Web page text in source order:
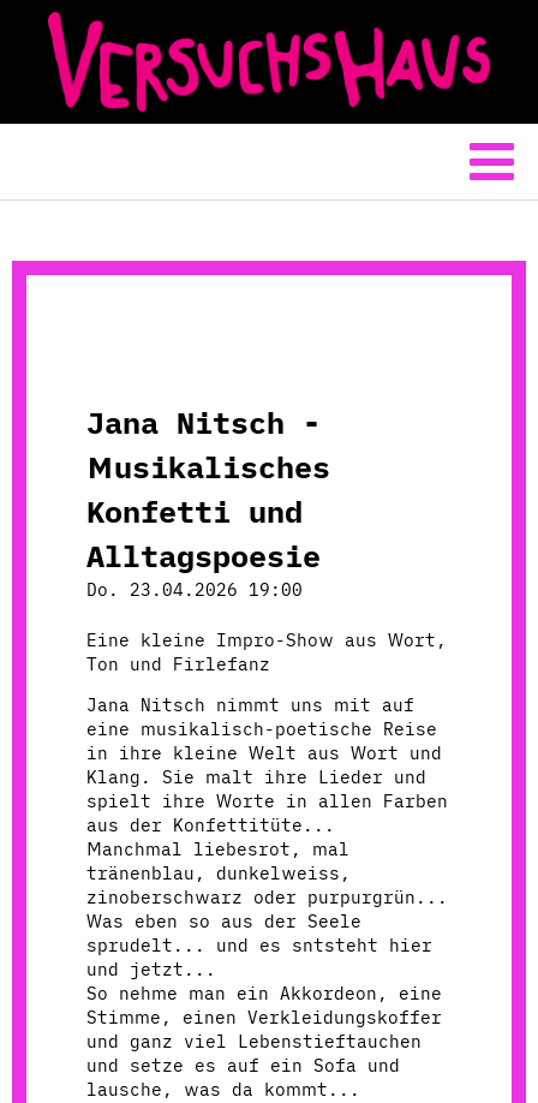
Jana Nitsch -
Musikalisches
Konfetti und
Alltagspoesie
Do. 23.04.2026 19:00
Eine kleine Impro-Show aus Wort,
Ton und Firlefanz
Jana Nitsch nimmt uns mit auf
eine musikalisch-poetische Reise
in ihre kleine Welt aus Wort und
Klang. Sie malt ihre Lieder und
spielt ihre Worte in allen Farben
aus der Konfettitüte...
Manchmal liebesrot, mal
tränenblau, dunkelweiss,
zinoberschwarz oder purpurgrün...
Was eben so aus der Seele
sprudelt... und es sntsteht hier
und jetzt...
So nehme man ein Akkordeon, eine
Stimme, einen Verkleidungskoffer
und ganz viel Lebenstieftauchen
und setze es auf ein Sofa und
lausche, was da kommt...